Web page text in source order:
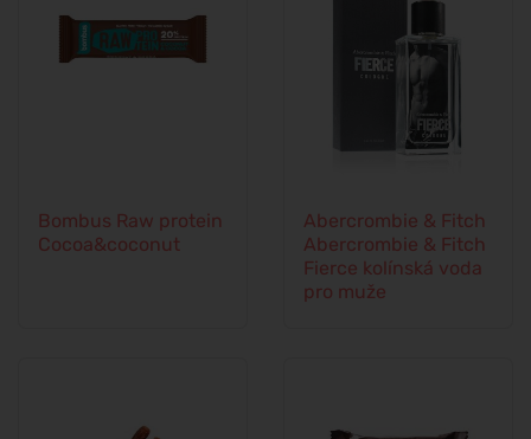
Bombus Raw protein
Cocoa&coconut
Abercrombie & Fitch
Abercrombie & Fitch
Fierce kolínská voda
pro muže